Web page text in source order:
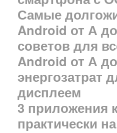
Самые
Android от А
советов для
Android от А
энергозатрат
дисплеем
3 приложения
практически